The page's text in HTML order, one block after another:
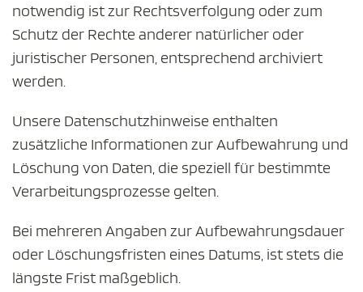
notwendig ist zur Rechtsverfolgung oder zum
Schutz der Rechte anderer natürlicher oder
juristischer Personen, entsprechend archiviert
werden.
Unsere Datenschutzhinweise enthalten
zusätzliche Informationen zur Aufbewahrung und
Löschung von Daten, die speziell für bestimmte
Verarbeitungsprozesse gelten.
Bei mehreren Angaben zur Aufbewahrungsdauer
oder Löschungsfristen eines Datums, ist stets die
längste Frist maßgeblich.